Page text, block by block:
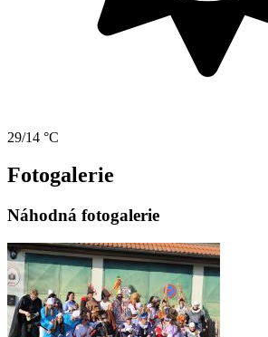
29/14 °C
Fotogalerie
Náhodná fotogalerie